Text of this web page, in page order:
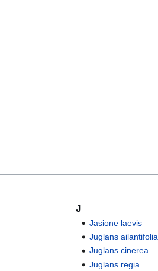
J
Jasione laevis
Juglans ailantifolia
Juglans cinerea
Juglans regia